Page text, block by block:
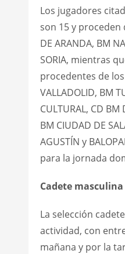
Los jugadores
son 15 y proceden
DE ARANDA, BM
SORIA, mientras
procedentes de los
VALLADOLID, BM
CULTURAL, CD BM
BM CIUDAD DE
AGUSTÍN y
para la jornada
Cadete masculina
La selección
actividad, con
mañana y por la